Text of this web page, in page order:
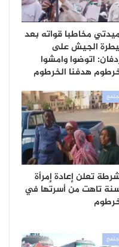
مخاطبا قواته بعد
الجيش على
اتوضوا وامشوا
هدفنا الخرطوم
تعلن إعادة إمرأة
تاهت من أسرتها في